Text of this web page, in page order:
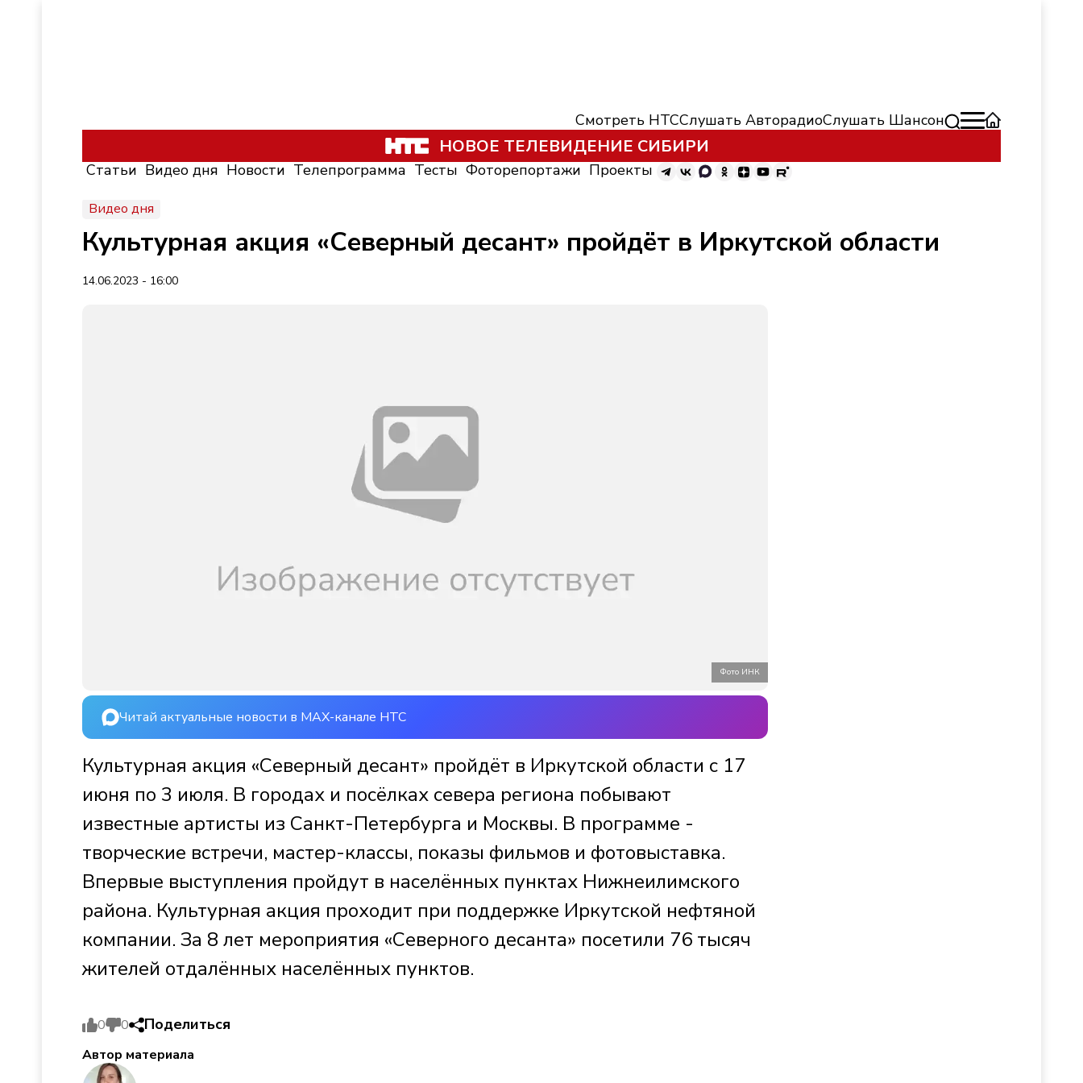
Смотреть НТССлушать АвторадиоСлушать Шансон
НОВОЕ ТЕЛЕВИДЕНИЕ СИБИРИ
Статьи Видео дня Новости Телепрограмма Тесты Фоторепортажи Проекты
Видео дня
Культурная акция «Северный десант» пройдёт в Иркутской области
14.06.2023 - 16:00
Фото ИНК
Читай актуальные новости в MAX-канале НТС
Культурная акция «Северный десант» пройдёт в Иркутской области с 17
июня по 3 июля. В городах и посёлках севера региона побывают
известные артисты из Санкт-Петербурга и Москвы. В программе -
творческие встречи, мастер-классы, показы фильмов и фотовыставка.
Впервые выступления пройдут в населённых пунктах Нижнеилимского
района. Культурная акция проходит при поддержке Иркутской нефтяной
компании. За 8 лет мероприятия «Северного десанта» посетили 76 тысяч
жителей отдалённых населённых пунктов.
0 0 Поделиться
Автор материала